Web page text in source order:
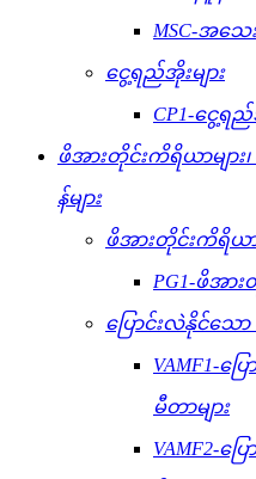
MSC-အသေ
ငွေ့ရည်အိုးများ
CP1-ငွေ့ရည်
ဖိအားတိုင်းကိရိယာများ
န်များ
ဖိအားတိုင်းကိရိယာ
PG1-ဖိအာ
ပြောင်းလဲနိုင်သေ
VAMF1-ပ
မီတာများ
VAMF2-ပ